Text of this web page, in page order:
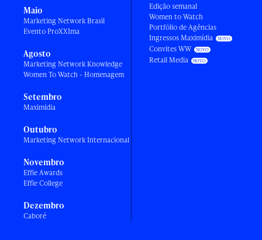
Maio
Marketing Network Brasil
Evento ProXXIma
Agosto
Marketing Network Knowledge
Women To Watch - Homenagem
Setembro
Maximídia
Outubro
Marketing Network Internacional
Novembro
Effie Awards
Effie College
Dezembro
Caboré
Edição semanal
Women to Watch
Portfólio de Agências
Ingressos Maximídia
Convites WW
Retail Media